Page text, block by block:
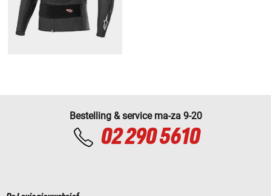
Bestelling & service ma-za 9-20
02 290 5610